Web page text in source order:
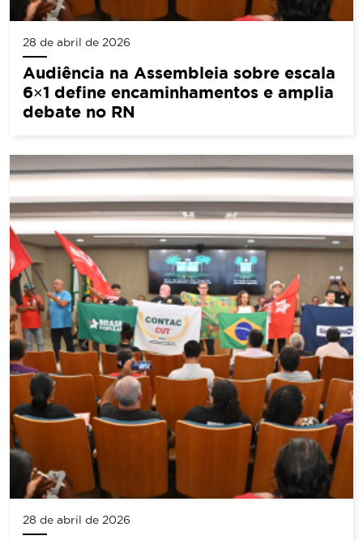
28 de abril de 2026
Audiência na Assembleia sobre escala
6×1 define encaminhamentos e amplia
debate no RN
28 de abril de 2026